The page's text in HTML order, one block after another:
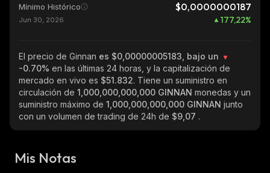
Mínimo Histórico $0,0000000187
Jun 30, 2026 177,22%
El precio de Ginnan es $0,00000005183, bajo un
-0.70% en las últimas 24 horas, y la capitalización de
mercado en vivo es $51.832. Tiene un suministro en
circulación de 1,000,000,000,000 GINNAN monedas y un
suministro máximo de 1,000,000,000,000 GINNAN junto
con un volumen de trading de 24h de $9,07 .
Mis Notas